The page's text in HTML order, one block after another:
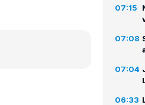
07:15
07:08
07:04
06:33